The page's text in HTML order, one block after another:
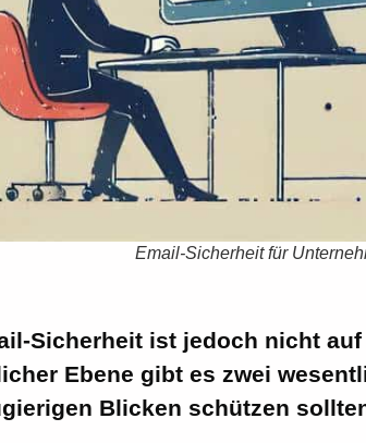
Email-Sicherheit für
Sicherheit ist jedoch nicht
Ebene gibt es zwei
Blicken schützen